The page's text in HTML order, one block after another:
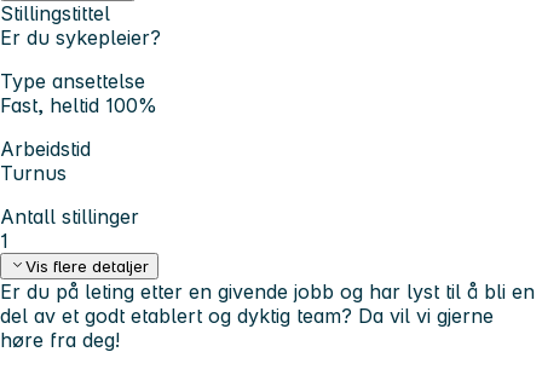
Stillingstittel
Er du sykepleier?
Type ansettelse
Fast, heltid 100%
Arbeidstid
Turnus
Antall stillinger
1
Vis flere detaljer
Er du på leting etter en givende jobb og har lyst til å bli en
del av et godt etablert og dyktig team? Da vil vi gjerne
høre fra deg!